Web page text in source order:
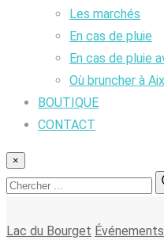
Les marchés
En cas de pluie
En cas de pluie
Où bruncher à
BOUTIQUE
CONTACT
×
Lac du Bourget Événements